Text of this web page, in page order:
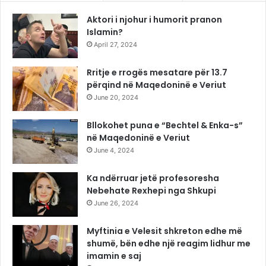
Aktori i njohur i humorit pranon
Islamin?
April 27, 2024
Rritje e rrogës mesatare për 13.7
përqind në Maqedoninë e Veriut
June 20, 2024
Bllokohet puna e “Bechtel & Enka-s”
në Maqedoninë e Veriut
June 4, 2024
Ka ndërruar jetë profesoresha
Nebehate Rexhepi nga Shkupi
June 26, 2024
Myftinia e Velesit shkreton edhe më
shumë, bën edhe një reagim lidhur me
imamin e saj